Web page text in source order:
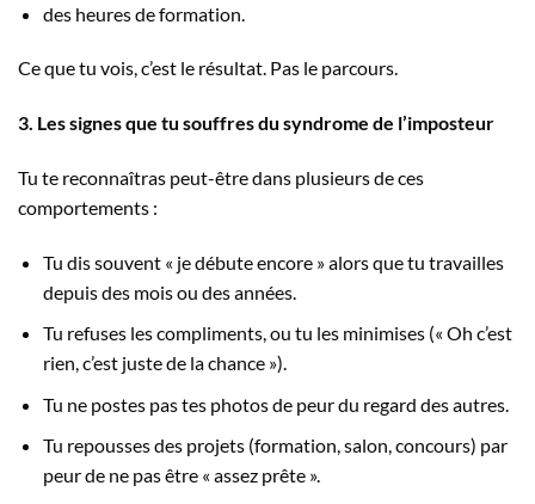
des heures de formation.
Ce que tu vois, c’est le résultat. Pas le parcours.
3. Les signes que tu souffres du syndrome de l’imposteur
Tu te reconnaîtras peut-être dans plusieurs de ces
comportements :
Tu dis souvent « je débute encore » alors que tu travailles
depuis des mois ou des années.
Tu refuses les compliments, ou tu les minimises (« Oh c’est
rien, c’est juste de la chance »).
Tu ne postes pas tes photos de peur du regard des autres.
Tu repousses des projets (formation, salon, concours) par
peur de ne pas être « assez prête ».